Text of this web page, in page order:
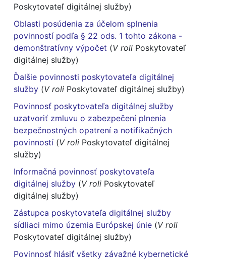
Poskytovateľ digitálnej služby)
Oblasti posúdenia za účelom splnenia
povinností podľa § 22 ods. 1 tohto zákona -
demonštratívny výpočet (V roli Poskytovateľ
digitálnej služby)
Ďalšie povinnosti poskytovateľa digitálnej
služby (V roli Poskytovateľ digitálnej služby)
Povinnosť poskytovateľa digitálnej služby
uzatvoriť zmluvu o zabezpečení plnenia
bezpečnostných opatrení a notifikačných
povinností (V roli Poskytovateľ digitálnej
služby)
Informačná povinnosť poskytovateľa
digitálnej služby (V roli Poskytovateľ
digitálnej služby)
Zástupca poskytovateľa digitálnej služby
sídliaci mimo územia Európskej únie (V roli
Poskytovateľ digitálnej služby)
Povinnosť hlásiť všetky závažné kybernetické